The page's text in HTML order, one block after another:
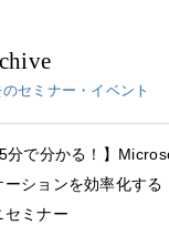
セミナー・イベント
分で分かる！】
ーションを効率化す
セミナー